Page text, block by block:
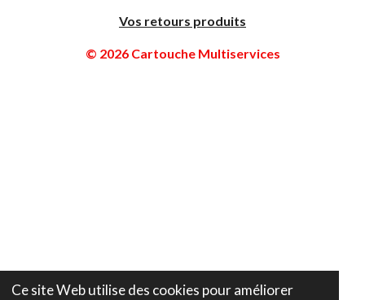
Ce site Web utilise des cookies pour améliorer
Vos retours produits
© 2026 Cartouche Multiservices